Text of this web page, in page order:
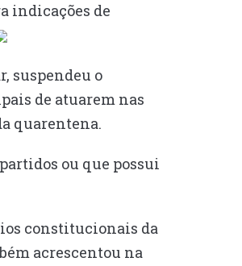
indicações de
suspendeu o
de atuarem nas
quarentena.
ou que possui
constitucionais da
acrescentou na